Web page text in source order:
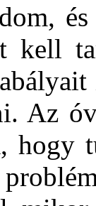
kell
Az